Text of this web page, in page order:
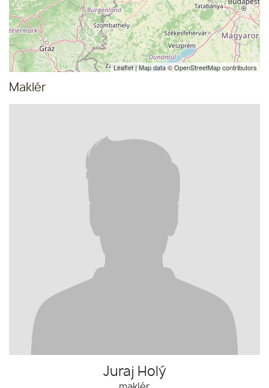
Leaflet| Map data ©OpenStreetMapcontributors
Maklér
Juraj Holý